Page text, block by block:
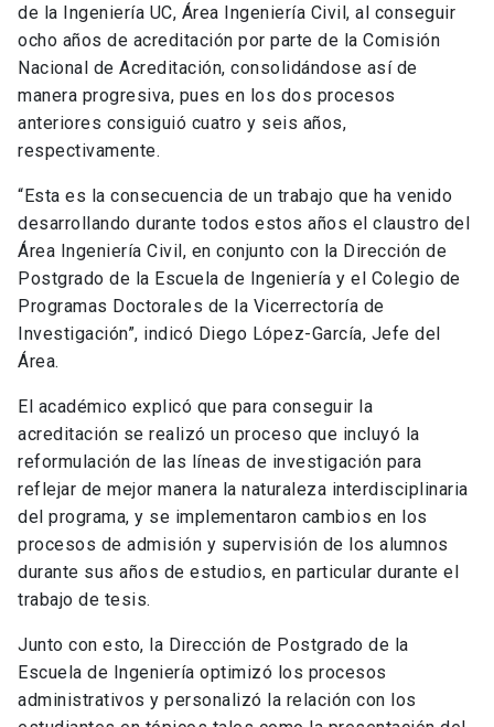
de la Ingeniería UC, Área Ingeniería Civil, al conseguir
ocho años de acreditación por parte de la Comisión
Nacional de Acreditación, consolidándose así de
manera progresiva, pues en los dos procesos
anteriores consiguió cuatro y seis años,
respectivamente.
“Esta es la consecuencia de un trabajo que ha venido
desarrollando durante todos estos años el claustro del
Área Ingeniería Civil, en conjunto con la Dirección de
Postgrado de la Escuela de Ingeniería y el Colegio de
Programas Doctorales de la Vicerrectoría de
Investigación”, indicó Diego López-García, Jefe del
Área.
El académico explicó que para conseguir la
acreditación se realizó un proceso que incluyó la
reformulación de las líneas de investigación para
reflejar de mejor manera la naturaleza interdisciplinaria
del programa, y se implementaron cambios en los
procesos de admisión y supervisión de los alumnos
durante sus años de estudios, en particular durante el
trabajo de tesis.
Junto con esto, la Dirección de Postgrado de la
Escuela de Ingeniería optimizó los procesos
administrativos y personalizó la relación con los